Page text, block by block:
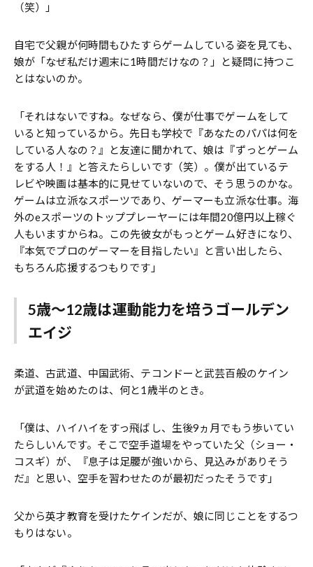
（笑）」
自宅で父親が何時間もひたすらゲームしている姿を見ても、
娘が「なぜ私だけ週末に1時間だけなの？」と疑問に持つこ
とはないのか。
「それはないですね。なぜなら、僕が仕事でゲームをして
いると知っているから。先日も学校で『あなたのパパは何を
している人なの？』と友達に聞かれて、娘は『ずっとゲーム
をする人！』と答えたらしいです（笑）。僕が出ているテ
レビや映画は基本的に見せていないので、そう思うのかな。
ゲームは立派なスポーツであり、ゲーマーも立派な仕事。海
外のeスポーツのトッププレーヤーには年間20億円以上稼ぐ
人もいますからね。この先彼女がもっとゲーム好きになり、
『本気でプロのゲーマーを目指したい』と言い出したら、
もちろん応援するつもりです」
5歳〜12歳は運動能力を培うゴールデン
エイジ
柔道、古武道、中国武術、テコンドーと武芸百般のケイン
が武道を始めたのは、何と1歳半のとき。
「僕は、ハイハイをすっ飛ばし、生後9ヵ月でもう歩いてい
たらしいんです。そこで空手道場をやっていた父（ショー・
コスギ）が、『息子は足腰が強いから、見込みがありそう
だ』と思い、空手を習わせたのが最初だったそうです」
父から英才教育を受けたケインだが、娘に同じことをするつ
もりはない。